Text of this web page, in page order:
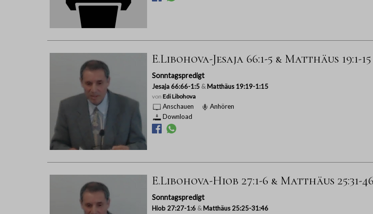
E.Libohova-Jesaja 66:1-5 & Matthäus 19:1-15
Sonntagspredigt
Jesaja 66:66-1:5 & Matthäus 19:19-1:15
von Edi Libohova
Anschauen
Anhören
Download
E.Libohova-Hiob 27:1-6 & Matthäus 25:31-46
Sonntagspredigt
Hiob 27:27-1:6 & Matthäus 25:25-31:46